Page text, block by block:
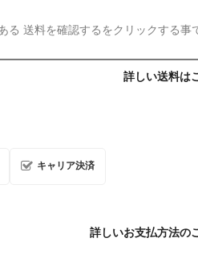
る 送料を確認するをクリックする事
詳しい送料は
キャリア決済
詳しいお支払方法の